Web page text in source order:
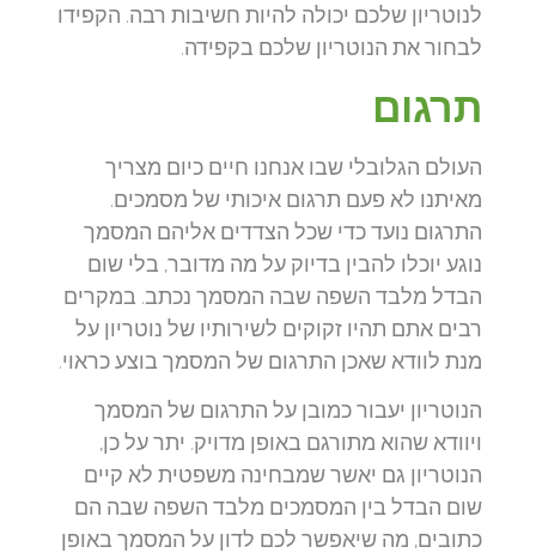
לנוטריון שלכם יכולה להיות חשיבות רבה. הקפידו
לבחור את הנוטריון שלכם בקפידה.
תרגום
העולם הגלובלי שבו אנחנו חיים כיום מצריך
מאיתנו לא פעם תרגום איכותי של מסמכים.
התרגום נועד כדי שכל הצדדים אליהם המסמך
נוגע יוכלו להבין בדיוק על מה מדובר, בלי שום
הבדל מלבד השפה שבה המסמך נכתב. במקרים
רבים אתם תהיו זקוקים לשירותיו של נוטריון על
מנת לוודא שאכן התרגום של המסמך בוצע כראוי.
הנוטריון יעבור כמובן על התרגום של המסמך
ויוודא שהוא מתורגם באופן מדויק. יתר על כן,
הנוטריון גם יאשר שמבחינה משפטית לא קיים
שום הבדל בין המסמכים מלבד השפה שבה הם
כתובים, מה שיאפשר לכם לדון על המסמך באופן